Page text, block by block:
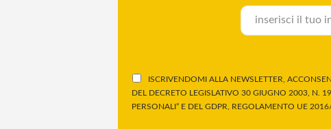
ISCRIVENDOMI ALLA NEWSLETTER,
DEL DECRETO LEGISLATIVO 30 GIUGNO 2003, N.
PERSONALI” E DEL GDPR, REGOLAMENTO UE